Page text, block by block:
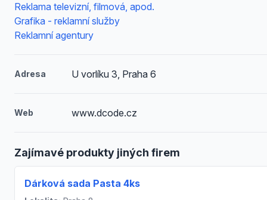
Reklama televizní, filmová, apod.
Grafika - reklamní služby
Reklamní agentury
Adresa U vorlíku 3, Praha 6
Web www.dcode.cz
Zajímavé produkty jiných firem
Dárková sada Pasta 4ks